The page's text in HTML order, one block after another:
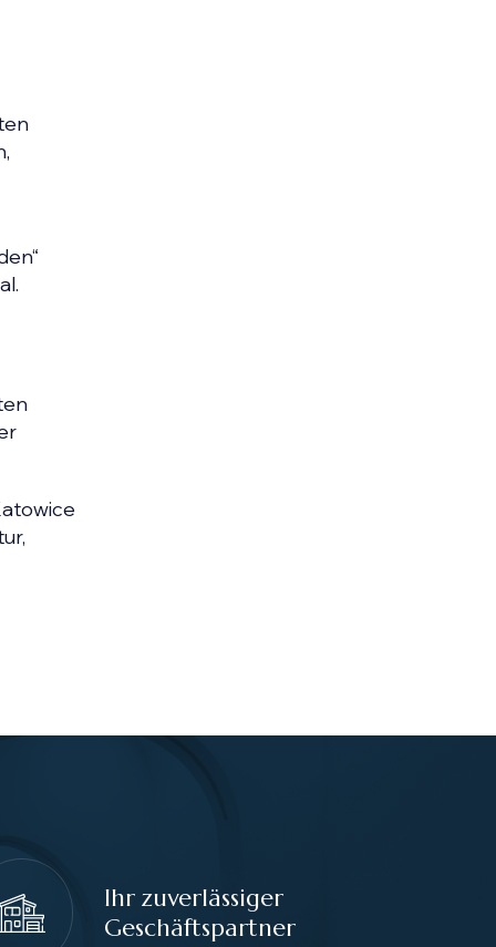
Ihr zuverlässiger
Geschäftspartner